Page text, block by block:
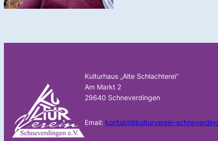
Kulturhaus „Alte Schlachterei“
Am Markt 2
29640 Schneverdingen
Email: kontakt@kulturverein-